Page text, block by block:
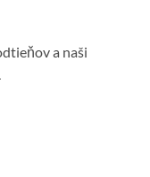
a naši